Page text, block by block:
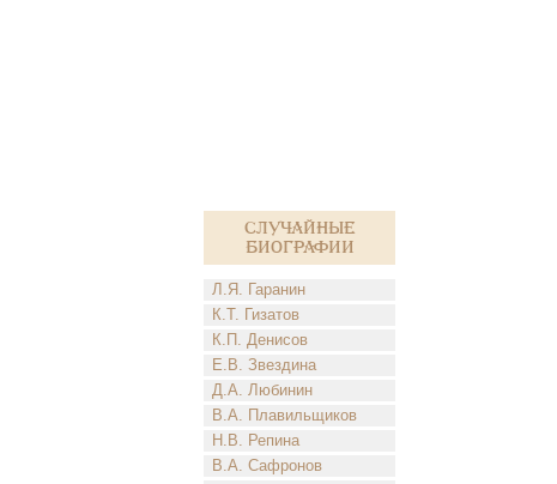
Случайные
биографии
Л.Я. Гаранин
К.Т. Гизатов
К.П. Денисов
Е.В. Звездина
Д.А. Любинин
В.А. Плавильщиков
Н.В. Репина
В.А. Сафронов